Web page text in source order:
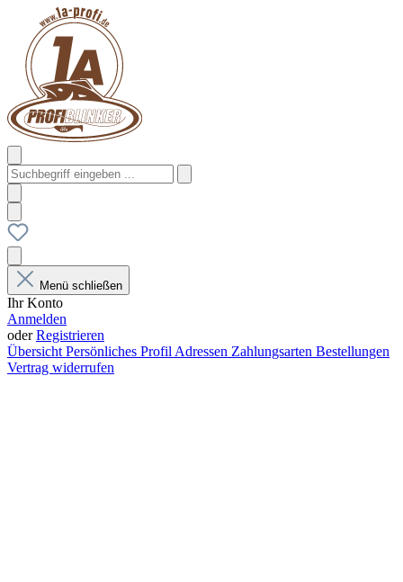
Menü schließen
Ihr Konto
Anmelden
oderRegistrieren
Übersicht Persönliches Profil Adressen Zahlungsarten Bestellungen
Vertrag widerrufen